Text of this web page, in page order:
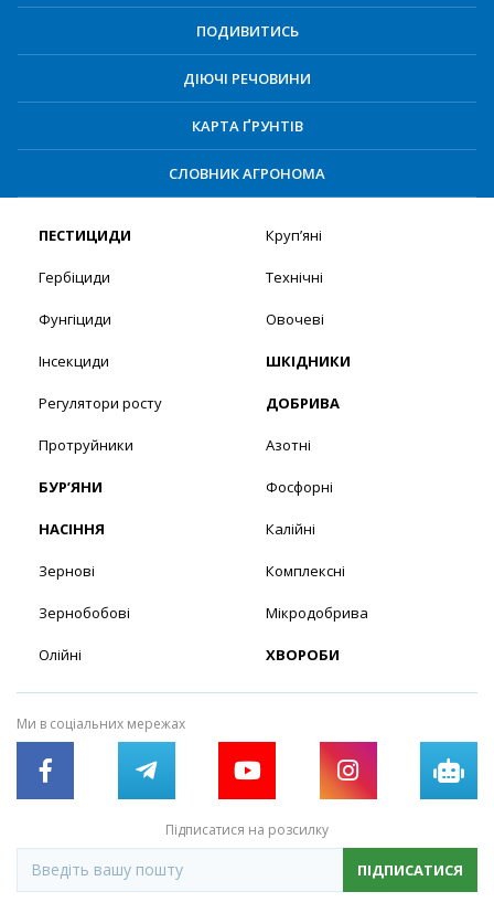
ПОДИВИТИСЬ
ДІЮЧІ РЕЧОВИНИ
КАРТА ҐРУНТІВ
СЛОВНИК АГРОНОМА
ПЕСТИЦИДИ
Гербіциди
Фунгіциди
Інсекциди
Регулятори росту
Протруйники
БУР’ЯНИ
НАСІННЯ
Зернові
Зернобобові
Олійні
Круп’яні
Технічні
Овочеві
ШКІДНИКИ
ДОБРИВА
Азотні
Фосфорні
Калійні
Комплексні
Мікродобрива
ХВОРОБИ
Ми в соціальних мережах
Підписатися на розсилку
ПІДПИСАТИСЯ